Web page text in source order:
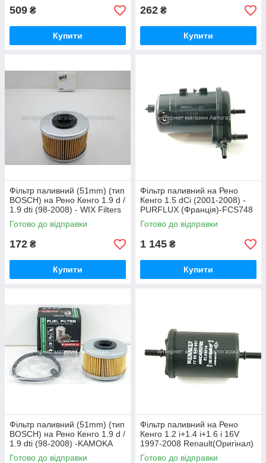
509 ₴
Купити
262 ₴
Купити
Фільтр паливний (51mm) (тип
BOSCH) на Рено Кенго 1.9 d /
1.9 dti (98-2008) - WIX Filters
(Польща) WF8014
Готово до відправки
172 ₴
Купити
Фільтр паливний на Рено
Кенго 1.5 dCi (2001-2008) -
PURFLUX (Франція)-FCS748
Готово до відправки
1 145 ₴
Купити
Фільтр паливний (51mm) (тип
BOSCH) на Рено Кенго 1.9 d /
1.9 dti (98-2008) -KAMOKA
(Польща) F303101
Готово до відправки
Фільтр паливний на Рено
Кенго 1.2 i+1.4 i+1.6 i 16V
1997-2008 Renault(Оригінал)
7700845961
Готово до відправки